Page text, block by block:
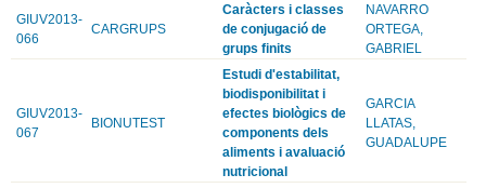
GIUV2013-
066
CARGRUPS
Caràcters i classes
de conjugació de
grups finits
NAVARRO
ORTEGA,
GABRIEL
GIUV2013-
067
BIONUTEST
Estudi d'estabilitat,
biodisponibilitat i
efectes biològics de
components dels
aliments i avaluació
nutricional
GARCIA
LLATAS,
GUADALUPE